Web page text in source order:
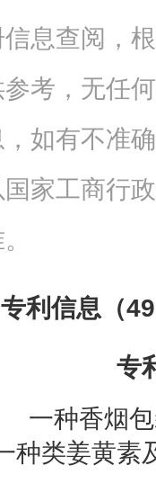
息查阅，
考，无任
如有不准
家工商行
专利信息（
专
一种香烟
种类姜黄素